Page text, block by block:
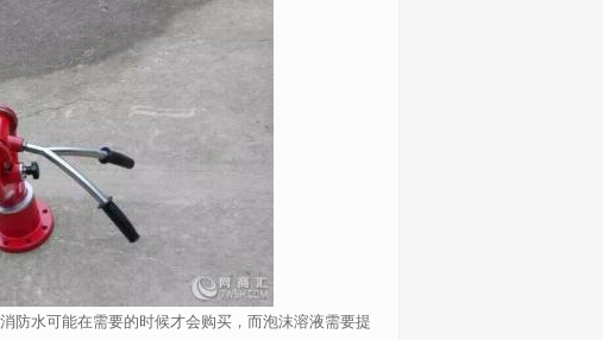
防水可能在需要的时候才会购买，而泡沫溶液需要提